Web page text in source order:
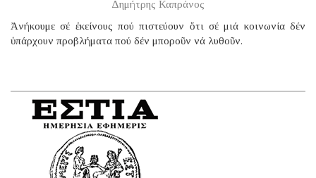
Δημήτρης Καπράνος
Ἀνήκουμε σέ ἐκείνους πού πιστεύουν ὅτι σέ μιά κοινωνία δέν
ὑπάρχουν προβλήματα πού δέν μποροῦν νά λυθοῦν.